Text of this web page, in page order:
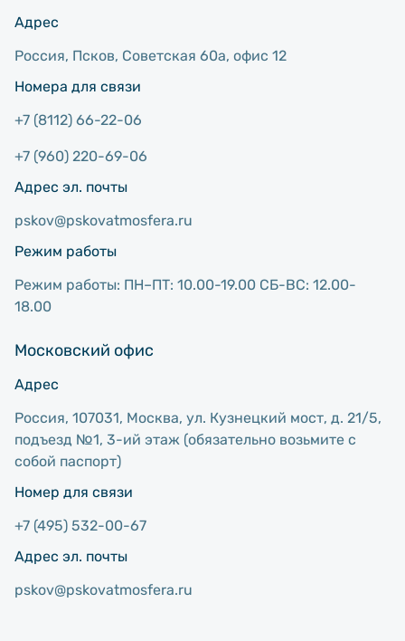
Адрес
Россия, Псков, Советcкая 60а, офис 12
Номера для связи
+7 (8112) 66-22-06
+7 (960) 220-69-06
Адрес эл. почты
pskov@pskovatmosfera.ru
Режим работы
Режим работы: ПН–ПТ: 10.00-19.00 СБ-ВС: 12.00-
18.00
Московский офис
Адрес
Россия, 107031, Москва, ул. Кузнецкий мост, д. 21/5,
подъезд №1, 3-ий этаж (обязательно возьмите с
собой паспорт)
Номер для связи
+7 (495) 532-00-67
Адрес эл. почты
pskov@pskovatmosfera.ru